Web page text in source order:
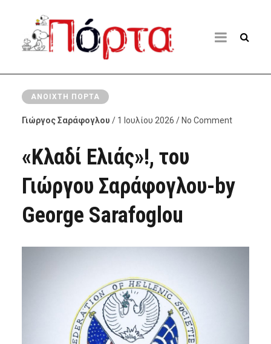
ΑΝΟΙΧΤΉ ΠΌΡΤΑ
Γιώργος Σαράφογλου / 1 Ιουλίου 2026 / No Comment
«Κλαδί Ελιάς»!, του
Γιώργου Σαράφογλου-by
George Sarafoglou